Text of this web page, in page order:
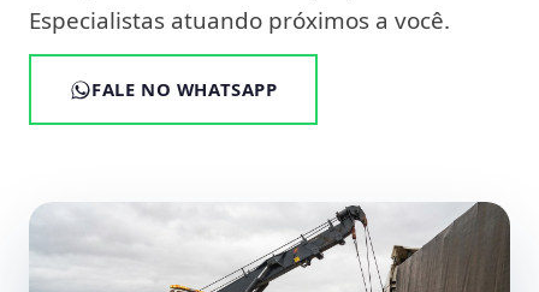
Especialistas atuando próximos a você.
FALE NO WHATSAPP